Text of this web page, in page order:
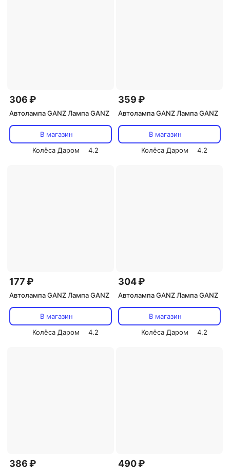
306 ₽
Автолампа GANZ Лампа GANZ
В магазин
Колёса Даром
4.2
359 ₽
Автолампа GANZ Лампа GANZ
В магазин
Колёса Даром
4.2
177 ₽
Автолампа GANZ Лампа GANZ
В магазин
Колёса Даром
4.2
304 ₽
Автолампа GANZ Лампа GANZ
В магазин
Колёса Даром
4.2
386 ₽ 490 ₽